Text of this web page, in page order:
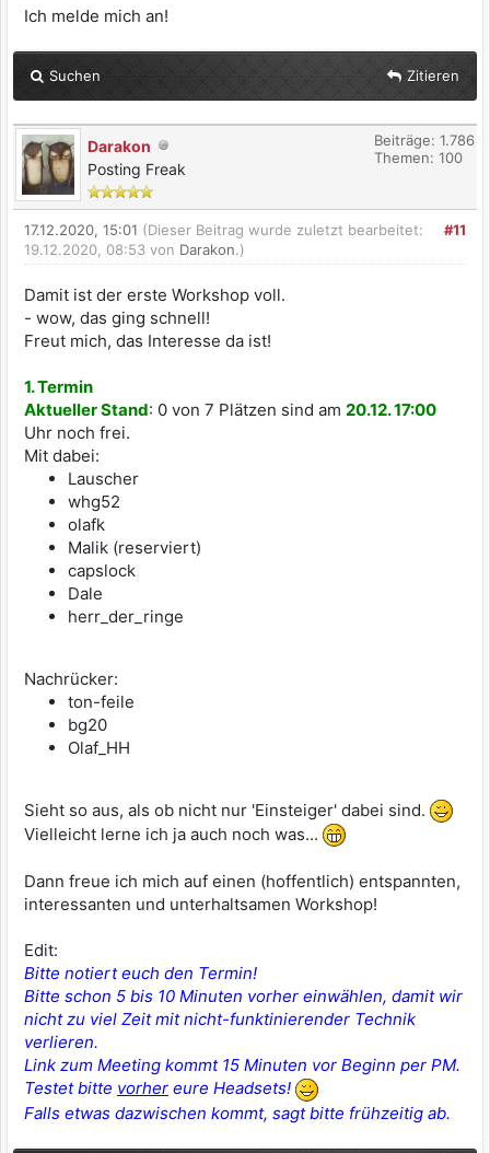
Ich melde mich an!
Suchen Zitieren
Darakon
Posting Freak
Beiträge: 1.786
Themen: 100
#11
17.12.2020, 15:01 (Dieser Beitrag wurde zuletzt bearbeitet:
19.12.2020, 08:53 von Darakon.)
Damit ist der erste Workshop voll.
- wow, das ging schnell!
Freut mich, das Interesse da ist!
1. Termin
Aktueller Stand: 0 von 7 Plätzen sind am 20.12. 17:00
Uhr noch frei.
Mit dabei:
Lauscher
whg52
olafk
Malik (reserviert)
capslock
Dale
herr_der_ringe
Nachrücker:
ton-feile
bg20
Olaf_HH
Sieht so aus, als ob nicht nur 'Einsteiger' dabei sind.
Vielleicht lerne ich ja auch noch was...
Dann freue ich mich auf einen (hoffentlich) entspannten,
interessanten und unterhaltsamen Workshop!
Edit:
Bitte notiert euch den Termin!
Bitte schon 5 bis 10 Minuten vorher einwählen, damit wir
nicht zu viel Zeit mit nicht-funktinierender Technik
verlieren.
Link zum Meeting kommt 15 Minuten vor Beginn per PM.
Testet bitte vorher eure Headsets!
Falls etwas dazwischen kommt, sagt bitte frühzeitig ab.